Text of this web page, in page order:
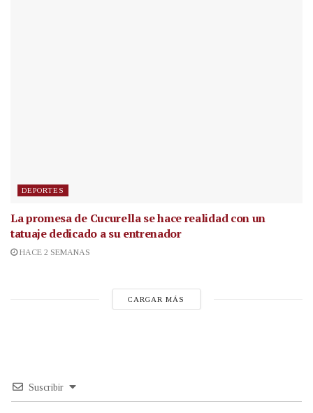
DEPORTES
La promesa de Cucurella se hace realidad con un
tatuaje dedicado a su entrenador
HACE 2 SEMANAS
CARGAR MÁS
Suscribir